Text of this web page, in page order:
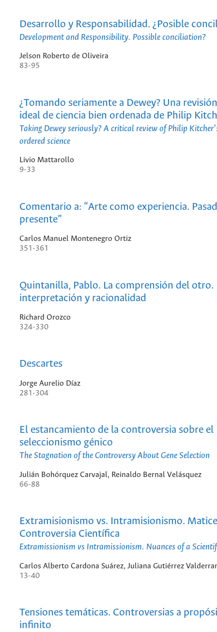
Desarrollo y Responsabilidad. ¿Posible
Development and Responsibility. Possible conciliation?
Jelson Roberto de Oliveira
83-95
¿Tomando seriamente a Dewey? Una
ideal de ciencia bien ordenada de Philip
Taking Dewey seriously? A critical review of Philip
ordered science
Livio Mattarollo
9-33
Comentario a: “Arte como experiencia.
presente”
Carlos Manuel Montenegro Ortiz
351-361
Quintanilla, Pablo. La comprensión del otro.
interpretación y racionalidad
Richard Orozco
324-330
Descartes
Jorge Aurelio Díaz
281-304
El estancamiento de la controversia sobre el
seleccionismo génico
The Stagnation of the Controversy About Gene Selection
Julián Bohórquez Carvajal, Reinaldo Bernal Velásquez
66-88
Extramisionismo vs. Intramisionismo.
Controversia Científica
Extramissionism vs Intramissionism. Nuances of a
Carlos Alberto Cardona Suárez, Juliana Gutiérrez
13-40
Tensiones temáticas. Controversias a
infinito